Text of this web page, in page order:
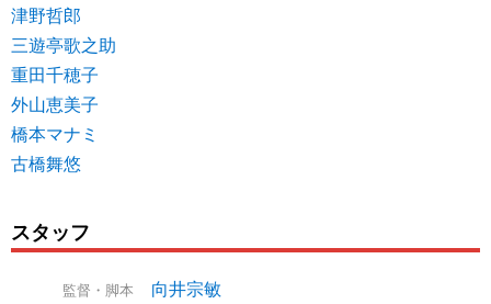
津野哲郎
三遊亭歌之助
重田千穂子
外山恵美子
橋本マナミ
古橋舞悠
スタッフ
監督・脚本 向井宗敏